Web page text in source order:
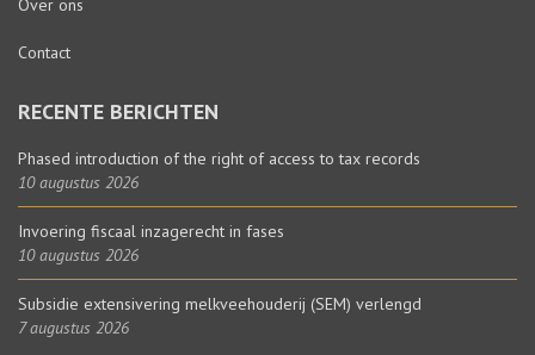
Over ons
Contact
RECENTE BERICHTEN
Phased introduction of the right of access to tax records
10 augustus 2026
Invoering fiscaal inzagerecht in fases
10 augustus 2026
Subsidie extensivering melkveehouderij (SEM) verlengd
7 augustus 2026